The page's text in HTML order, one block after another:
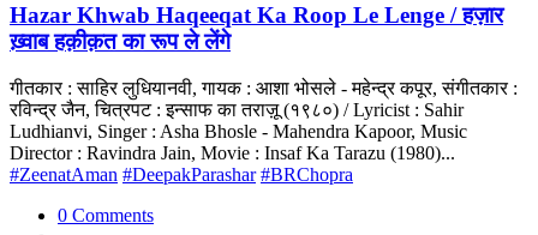
Hazar Khwab Haqeeqat Ka Roop Le Lenge / हज़ार
ख़्वाब हक़ीक़त का रूप ले लेंगे
गीतकार : साहिर लुधियानवी, गायक : आशा भोसले - महेन्द्र कपूर, संगीतकार :
रविन्द्र जैन, चित्रपट : इन्साफ का तराज़ू (१९८०) / Lyricist : Sahir
Ludhianvi, Singer : Asha Bhosle - Mahendra Kapoor, Music
Director : Ravindra Jain, Movie : Insaf Ka Tarazu (1980)...
#ZeenatAman #DeepakParashar #BRChopra
0 Comments